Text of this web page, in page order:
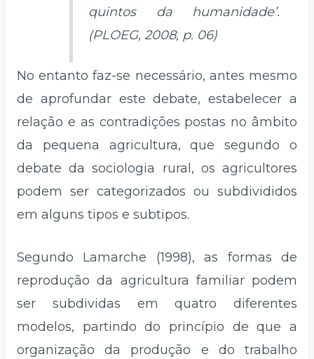
quintos da humanidade’.
(PLOEG, 2008, p. 06)
No entanto faz-se necessário, antes mesmo
de aprofundar este debate, estabelecer a
relação e as contradições postas no âmbito
da pequena agricultura, que segundo o
debate da sociologia rural, os agricultores
podem ser categorizados ou subdivididos
em alguns tipos e subtipos.
Segundo Lamarche (1998), as formas de
reprodução da agricultura familiar podem
ser subdividas em quatro diferentes
modelos, partindo do princípio de que a
organização da produção e do trabalho